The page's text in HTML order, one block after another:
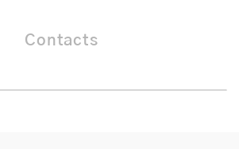
Contacts